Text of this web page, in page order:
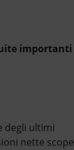
importanti
degli ultimi
nette scope